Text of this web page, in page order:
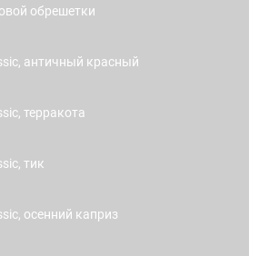
обрешетки
античный красный
терракота
тик
осенний каприз